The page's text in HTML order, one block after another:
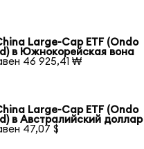
Large-Cap ETF (Ondo
в Южнокорейская вона
46 925,41 ₩
Large-Cap ETF (Ondo
в Австралийский доллар
47,07 $